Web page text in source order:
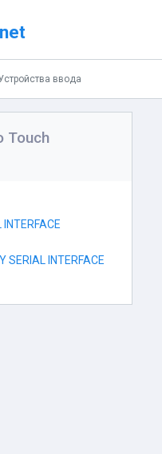
ввода
Touch
SERIAL INTERFACE